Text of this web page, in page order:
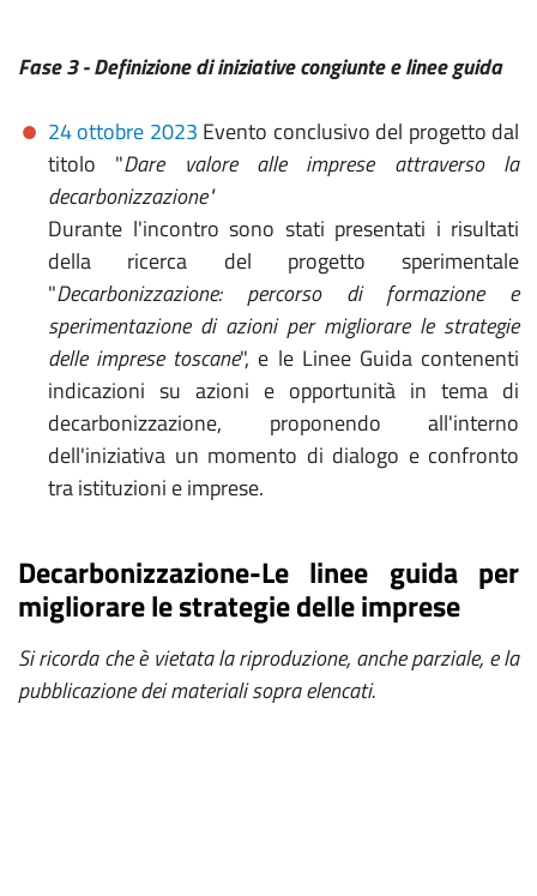
Fase 3 - Definizione di iniziative congiunte e linee guida
24 ottobre 2023 Evento conclusivo del progetto dal
titolo "Dare valore alle imprese attraverso la
decarbonizzazione"
Durante l'incontro sono stati presentati i risultati
della ricerca del progetto sperimentale
"Decarbonizzazione: percorso di formazione e
sperimentazione di azioni per migliorare le strategie
delle imprese toscane", e le Linee Guida contenenti
indicazioni su azioni e opportunità in tema di
decarbonizzazione, proponendo all'interno
dell'iniziativa un momento di dialogo e confronto
tra istituzioni e imprese.
Decarbonizzazione-Le linee guida per
migliorare le strategie delle imprese
Si ricorda che è vietata la riproduzione, anche parziale, e la
pubblicazione dei materiali sopra elencati.